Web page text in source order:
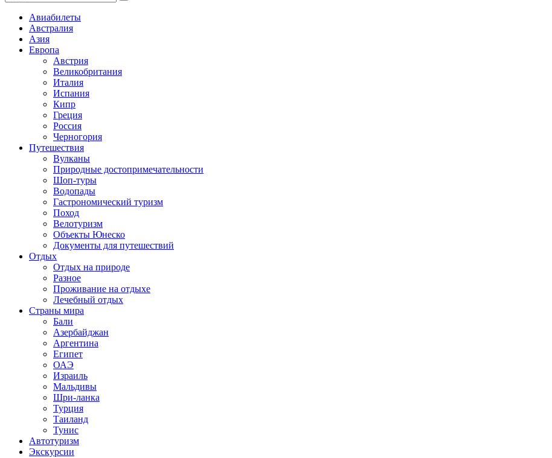
Авиабилеты
Австралия
Азия
Европа
Австрия
Великобритания
Италия
Испания
Кипр
Греция
Россия
Черногория
Путешествия
Вулканы
Природные достопримечательности
Шоп-туры
Водопады
Гастрономический туризм
Поход
Велотуризм
Объекты Юнеско
Документы для путешествий
Отдых
Отдых на природе
Разное
Проживание на отдыхе
Лечебный отдых
Страны мира
Бали
Азербайджан
Аргентина
Египет
ОАЭ
Израиль
Мальдивы
Шри-ланка
Турция
Таиланд
Тунис
Автотуризм
Экскурсии